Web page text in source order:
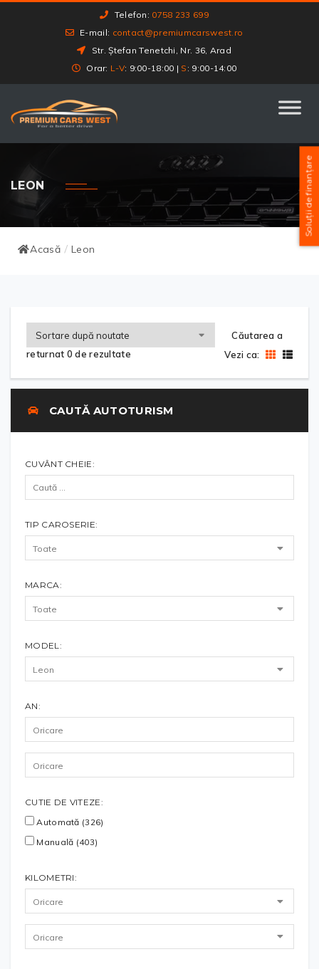
Telefon: 0758 233 699
E-mail: contact@premiumcarswest.ro
Str. Ștefan Tenetchi, Nr. 36, Arad
Orar: L-V: 9:00-18:00 | S : 9:00-14:00
LEON
Acasă / Leon
Căutarea a
returnat 0 de rezultate
Vezi ca:
CAUTĂ AUTOTURISM
CUVÂNT CHEIE:
TIP CAROSERIE:
MARCA:
MODEL:
AN:
CUTIE DE VITEZE:
Automată (326)
Manuală (403)
KILOMETRI:
Soluții de finanțare